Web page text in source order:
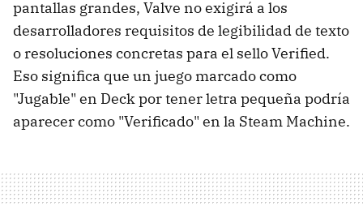
pantallas grandes, Valve no exigirá a los
desarrolladores requisitos de legibilidad de texto
o resoluciones concretas para el sello Verified.
Eso significa que un juego marcado como
"Jugable" en Deck por tener letra pequeña podría
aparecer como "Verificado" en la Steam Machine.